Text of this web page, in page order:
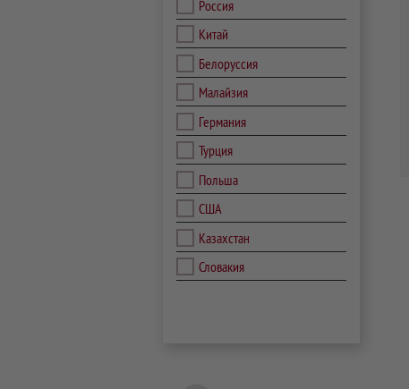
Россия
Китай
Белоруссия
Малайзия
Германия
Турция
Польша
США
Казахстан
Словакия